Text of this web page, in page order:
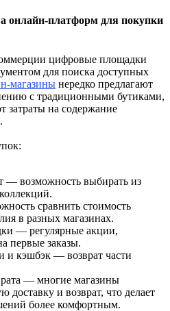
онлайн-платформ для покупки
цифровые площадки
для поиска доступных
магазины нередко предлагают
с традиционными бутиками,
затраты на содержание
— возможность выбирать из
сравнить стоимость
в разных магазинах.
— регулярные акции,
первые заказы.
и кэшбэк — возврат части
— многие магазины
доставку и возврат, что делает
более комфортным.